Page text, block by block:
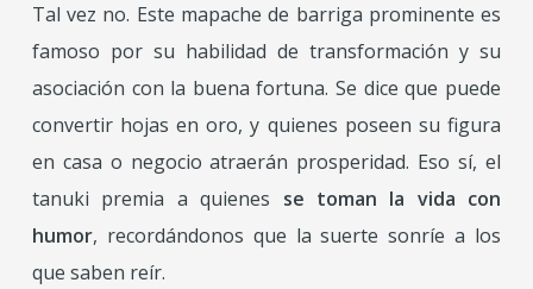
Tal vez no. Este mapache de barriga prominente es
famoso por su habilidad de transformación y su
asociación con la buena fortuna. Se dice que puede
convertir hojas en oro, y quienes poseen su figura
en casa o negocio atraerán prosperidad. Eso sí, el
tanuki premia a quienes se toman la vida con
humor, recordándonos que la suerte sonríe a los
que saben reír.